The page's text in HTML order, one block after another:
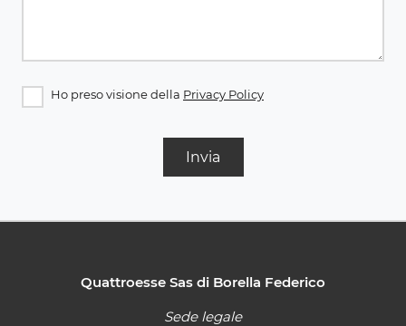
Ho preso visione della Privacy Policy
Invia
Quattroesse Sas di Borella Federico
Sede legale